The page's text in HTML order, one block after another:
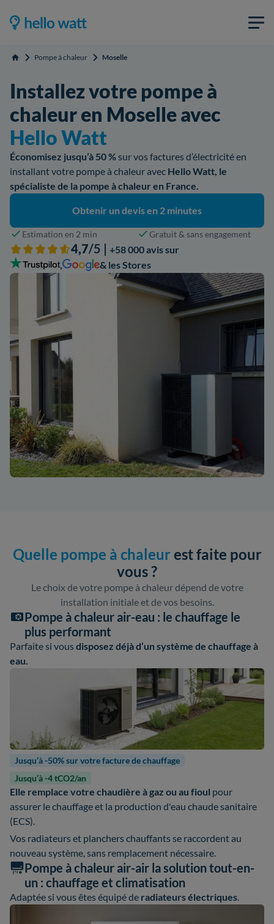
Accueil Pompe à chaleur Moselle
Installez votre pompe à
chaleur en Moselle avec
Hello Watt
Économisez jusqu’à 50 %sur vos factures d’électricité en
installant votre pompe à chaleur avec Hello Watt, le
spécialiste de la pompe à chaleur en France.
Obtenir un devis en 2 minutes
Estimation en 2 min Gratuit & sans engagement
4,7/5 | +58 000 avis sur
,
& les Stores
Quelle pompe à chaleurest faite pour
vous ?
Le choix de votre pompe à chaleur dépend de votre
installation initiale et de vos besoins.
Pompe à chaleur air-eau : le chauffage le
plus performant
Parfaite si vousdisposez déjà d’un système de chauffage à
eau.
Jusqu’à -50% sur votre facture de chauffage
Jusqu’à -4 tCO2/an
Elle remplace votre chaudière à gaz ou au fioul pour
assurer le chauffage et la production d'eau chaude sanitaire
(ECS).
Vos radiateurs et planchers chauffants se raccordent au
nouveau système, sans remplacement nécessaire.
Pompe à chaleur air-air la solution tout-en-
un : chauffage et climatisation
Adaptée si vous êtes équipé de radiateurs électriques